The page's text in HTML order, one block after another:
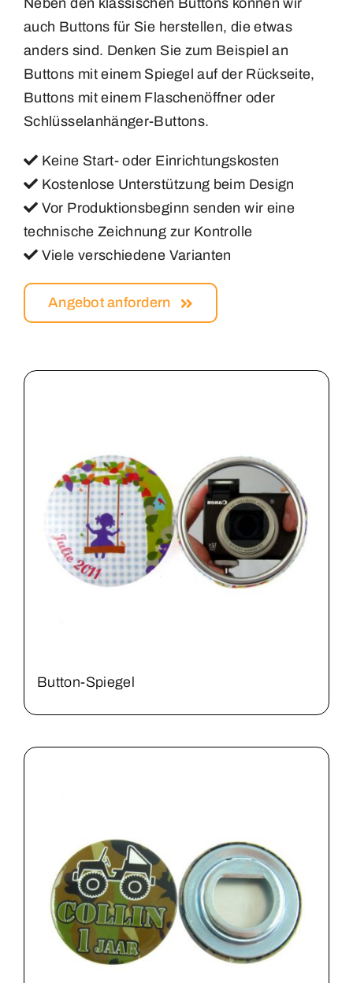
Medaillen
Magnete
Kontakt
Carnaval
Emblemen
Insignes
Medailles
Patches
Sleutelhangers
Speldjes
Neben den klassischen Buttons können wir
auch Buttons für Sie herstellen, die etwas
anders sind. Denken Sie zum Beispiel an
Buttons mit einem Spiegel auf der Rückseite,
Buttons mit einem Flaschenöffner oder
Schlüsselanhänger-Buttons.
Keine Start- oder Einrichtungskosten
Kostenlose Unterstützung beim Design
Vor Produktionsbeginn senden wir eine
technische Zeichnung zur Kontrolle
Viele verschiedene Varianten
Angebot anfordern
Button-Spiegel